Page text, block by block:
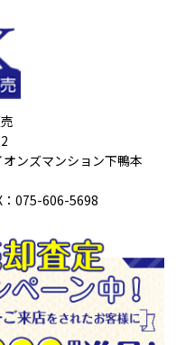
ンズマンション下鴨本
075-606-5698